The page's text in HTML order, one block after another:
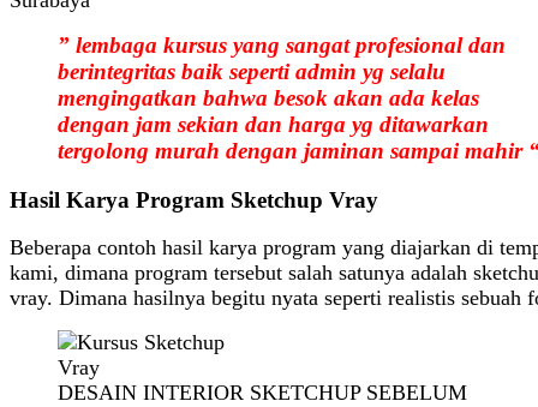
” lembaga kursus yang sangat profesional dan
berintegritas baik seperti admin yg selalu
mengingatkan bahwa besok akan ada kelas
dengan jam sekian dan harga yg ditawarkan
tergolong murah dengan jaminan sampai mahir
Hasil Karya Program Sketchup Vray
Beberapa contoh hasil karya program yang diajarkan di
kami, dimana program tersebut salah satunya adalah
vray. Dimana hasilnya begitu nyata seperti realistis sebuah
DESAIN INTERIOR SKETCHUP SEBELUM